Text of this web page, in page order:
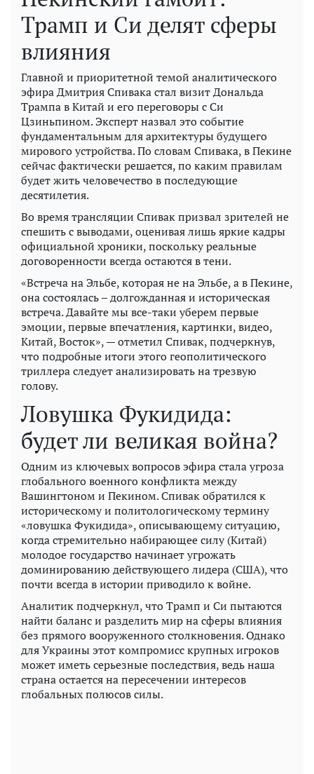
Трамп и Си делят сферы
влияния
Главной и приоритетной темой аналитического
эфира Дмитрия Спивака стал визит Дональда
Трампа в Китай и его переговоры с Си
Цзиньпином. Эксперт назвал это событие
фундаментальным для архитектуры будущего
мирового устройства. По словам Спивака, в Пекине
сейчас фактически решается, по каким правилам
будет жить человечество в последующие
десятилетия.
Во время трансляции Спивак призвал зрителей не
спешить с выводами, оценивая лишь яркие кадры
официальной хроники, поскольку реальные
договоренности всегда остаются в тени.
«Встреча на Эльбе, которая не на Эльбе, а в Пекине,
она состоялась – долгожданная и историческая
встреча. Давайте мы все-таки уберем первые
эмоции, первые впечатления, картинки, видео,
Китай, Восток», — отметил Спивак, подчеркнув,
что подробные итоги этого геополитического
триллера следует анализировать на трезвую
голову.
Ловушка Фукидида:
будет ли великая война?
Одним из ключевых вопросов эфира стала угроза
глобального военного конфликта между
Вашингтоном и Пекином. Спивак обратился к
историческому и политологическому термину
«ловушка Фукидида», описывающему ситуацию,
когда стремительно набирающее силу (Китай)
молодое государство начинает угрожать
доминированию действующего лидера (США), что
почти всегда в истории приводило к войне.
Аналитик подчеркнул, что Трамп и Си пытаются
найти баланс и разделить мир на сферы влияния
без прямого вооруженного столкновения. Однако
для Украины этот компромисс крупных игроков
может иметь серьезные последствия, ведь наша
страна остается на пересечении интересов
глобальных полюсов силы.